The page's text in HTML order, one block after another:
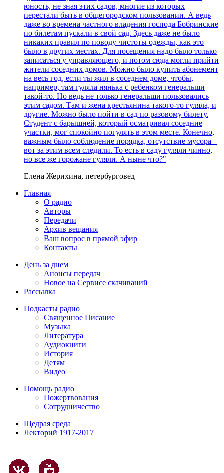
юность, не зная этих садов, многие из которых
перестали быть в общегородском пользовании. А ведь
даже во времена частного владения господа Бобринские
по билетам пускали в свой сад. Здесь даже не было
никаких правил по поводу чистоты одежды, как это
было в других местах. Для посещения надо было только
записаться у управляющего, и потом сюда могли прийти
жители соседних домов. Можно было купить абонемент
на весь год, если ты жил в соседнем доме, чтобы,
например, там гуляла нянька с ребенком генеральши
такой-то. Но ведь не только генеральши пользовались
этим садом. Там и жена крестьянина такого-то гуляла, и
другие. Можно было пойти в сад по разовому билету.
Студент с барышней, который осматривал соседние
участки, мог спокойно погулять в этом месте. Конечно,
важным было соблюдение порядка, отсутствие мусора –
вот за этим всем следили. То есть в саду гуляли чинно,
но все же горожане гуляли. А ныне что?"
Елена Жерихина, петербурговед
Главная
О радио
Авторы
Передачи
Архив вещания
Ваш вопрос в прямой эфир
Контакты
День за днем
Анонсы передач
Новое на Сервисе скачиваний
Рассылка
Подкасты радио
Священное Писание
Музыка
Литература
Аудиокниги
История
Детям
Видео
Помощь радио
Пожертвования
Сотрудничество
Щедрая среда
Лекторий 1917-2017